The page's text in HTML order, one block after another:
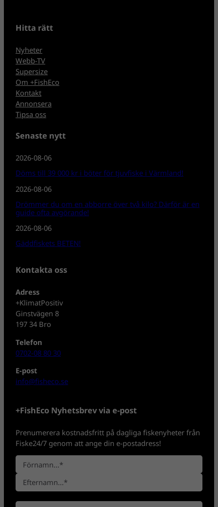
Hitta rätt
Nyheter
Webb-TV
Supersize
Om +FishEco
Kontakt
Annonsera
Tipsa oss
Senaste nytt
2026-08-06
Döms till 39 000 kr i böter för tjuvfiske i Värmland!
2026-08-06
Drömmer du om en abborre över två kilo? Därför är en
guide ofta avgörande!
2026-08-06
Gäddfiskets BETEN!
Kontakta oss
Adress
+KlimatPositiv
Ginstvägen 8
197 34 Bro
Telefon
0702-08 80 30
E-post
info@fisheco.se
+FishEco Nyhetsbrev via e-post
Prenumerera kostnadsfritt på dagliga fiskenyheter från
Fiske24/7 genom att ange din e-postadress!
N
a
n
*
F
ö
r